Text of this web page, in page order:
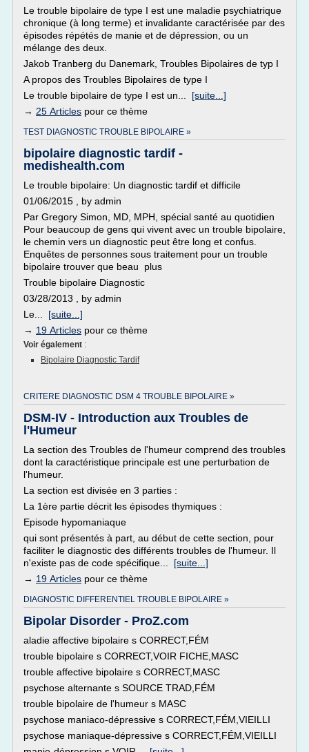
Le trouble bipolaire de type I est une maladie psychiatrique
chronique (à long terme) et invalidante caractérisée par des
épisodes répétés de manie et de dépression, ou un
mélange des deux.
Jakob Tranberg du Danemark, Troubles Bipolaires de typ I
A propos des Troubles Bipolaires de type I
Le trouble bipolaire de type I est un... [suite...]
→ 25 Articles pour ce thème
TEST DIAGNOSTIC TROUBLE BIPOLAIRE »
bipolaire diagnostic tardif -
medishealth.com
Le trouble bipolaire: Un diagnostic tardif et difficile
01/06/2015 , by admin
Par Gregory Simon, MD, MPH, spécial santé au quotidien
Pour beaucoup de gens qui vivent avec un trouble bipolaire,
le chemin vers un diagnostic peut être long et confus.
Enquêtes de personnes sous traitement pour un trouble
bipolaire trouver que beau plus
Trouble bipolaire Diagnostic
03/28/2013 , by admin
Le... [suite...]
→ 19 Articles pour ce thème
Voir également :
Bipolaire Diagnostic Tardif
CRITERE DIAGNOSTIC DSM 4 TROUBLE BIPOLAIRE »
DSM-IV - Introduction aux Troubles de
l'Humeur
La section des Troubles de l'humeur comprend des troubles
dont la caractéristique principale est une perturbation de
l'humeur.
La section est divisée en 3 parties :
La 1ère partie décrit les épisodes thymiques :
Episode hypomaniaque
qui sont présentés à part, au début de cette section, pour
faciliter le diagnostic des différents troubles de l'humeur. Il
n'existe pas de code spécifique... [suite...]
→ 19 Articles pour ce thème
DIAGNOSTIC DIFFERENTIEL TROUBLE BIPOLAIRE »
Bipolar Disorder - ProZ.com
aladie affective bipolaire s CORRECT,FÉM
trouble bipolaire s CORRECT,VOIR FICHE,MASC
trouble affective bipolaire s CORRECT,MASC
psychose alternante s SOURCE TRAD,FÉM
trouble bipolaire de l'humeur s MASC
psychose maniaco-dépressive s CORRECT,FÉM,VIEILLI
psychose maniaque-dépressive s CORRECT,FÉM,VIEILLI